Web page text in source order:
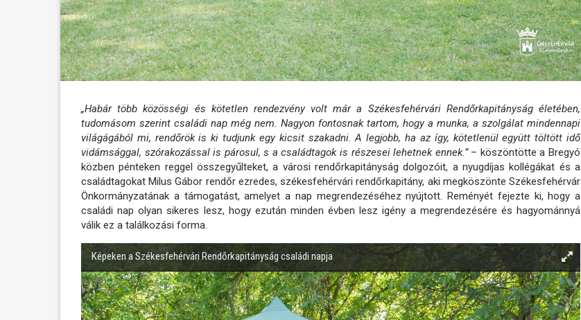
„Habár több közösségi és kötetlen rendezvény volt már a Székesfehérvári Rendőrkapitányság életében,
tudomásom szerint családi nap még nem. Nagyon fontosnak tartom, hogy a munka, a szolgálat mindennapi
világágából mi, rendőrök is ki tudjunk egy kicsit szakadni. A legjobb, ha az így, kötetlenül együtt töltött idő
vidámsággal, szórakozással is párosul, s a családtagok is részesei lehetnek ennek.”– köszöntötte a Bregyó
közben pénteken reggel összegyűlteket, a városi rendőrkapitányság dolgozóit, a nyugdíjas kollégákat és a
családtagokat Milus Gábor rendőr ezredes, székesfehérvári rendőrkapitány, aki megköszönte Székesfehérvár
Önkormányzatának a támogatást, amelyet a nap megrendezéséhez nyújtott. Reményét fejezte ki, hogy a
családi nap olyan sikeres lesz, hogy ezután minden évben lesz igény a megrendezésére és hagyománnyá
válik ez a találkozási forma.
Képeken a Székesfehérvári Rendőrkapitányság családi napja